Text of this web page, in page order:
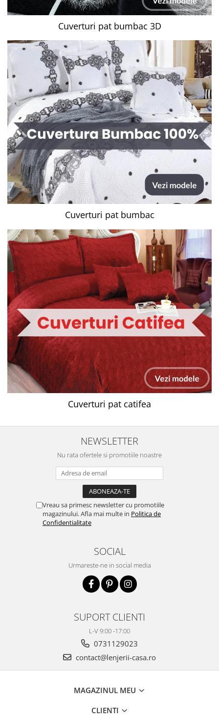
Cuverturi pat bumbac 3D
Cuverturi pat bumbac
Cuverturi pat catifea
NEWSLETTER
Nu rata ofertele si promotiile noastre
Vreau sa primesc newsletter cu promotiile
magazinului. Afla mai multe in Politica de
Confidentialitate
SOCIAL
Urmareste-ne in social media
SUPORT CLIENTI
L-V 9:00 -17:00
0731129023
contact@lenjerii-casa.ro
MAGAZINUL MEU
CLIENTI